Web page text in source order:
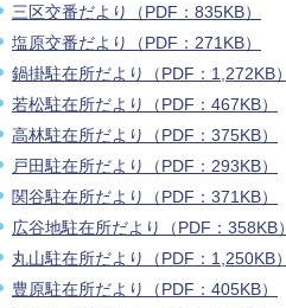
三区交番だより（PDF：835KB）
塩原交番だより（PDF：271KB）
鍋掛駐在所だより（PDF：1,272KB）
若松駐在所だより（PDF：467KB）
高林駐在所だより（PDF：375KB）
戸田駐在所だより（PDF：293KB）
関谷駐在所だより（PDF：371KB）
広谷地駐在所だより（PDF：358KB）
丸山駐在所だより（PDF：1,250KB）
豊原駐在所だより（PDF：405KB）